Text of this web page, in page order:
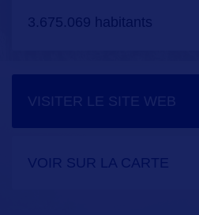
3.675.069 habitants
VISITER LE SITE WEB
VOIR SUR LA CARTE